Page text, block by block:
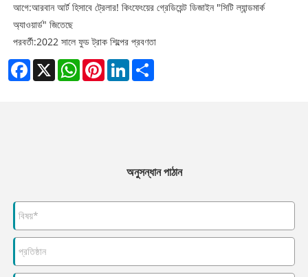
আগে:আরবান আর্ট হিসাবে ট্রেলার! কিংফেংয়ের গ্রেডিয়েন্ট ডিজাইন "সিটি ল্যান্ডমার্ক
অ্যাওয়ার্ড" জিতেছে
পরবর্তী:2022 সালে ফুড ট্রাক শিল্পের প্রবণতা
Facebook
X WhatsAppPinterestLinkedIn
অনুসন্ধান পাঠান